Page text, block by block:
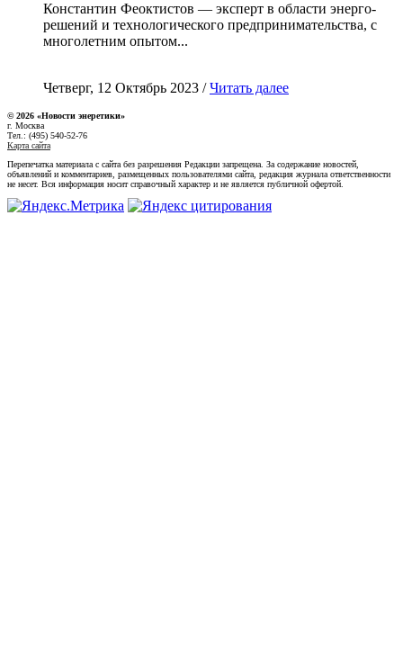
Константин Феоктистов — эксперт в области энерго-
решений и технологического предпринимательства, с
многолетним опытом...
Четверг, 12 Октябрь 2023 /Читать далее
© 2026 «Новости энеретики»
г. Москва
Тел.: (495) 540-52-76
Карта сайта
Перепечатка материала с сайта без разрешения Редакции запрещена. За содержание новостей,
объявлений и комментариев, размещенных пользователями сайта, редакция журнала ответственности
не несет. Вся информация носит справочный характер и не является публичной офертой.